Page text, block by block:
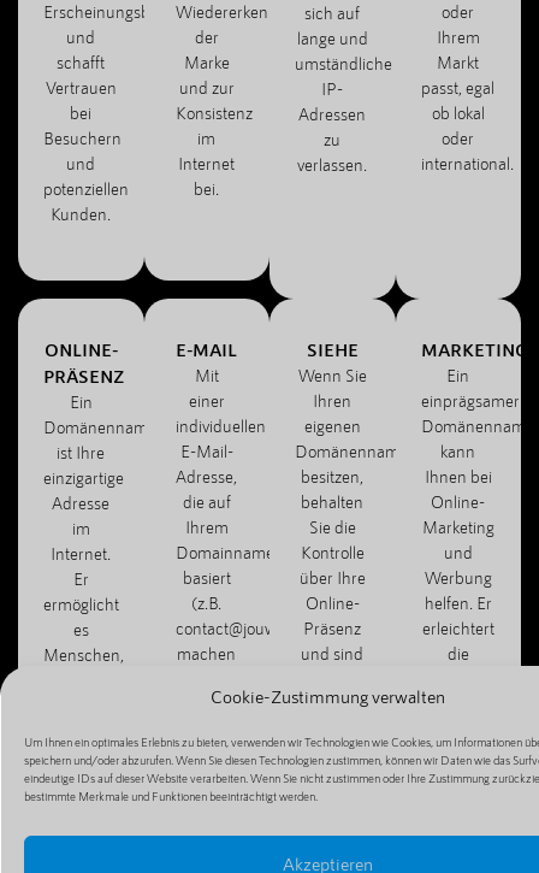
Cookie-Zustimmung verwalten
Um Ihnen ein optimales Erlebnis zu bieten, verwenden wir Technologien wie Cookies, um Informationen
speichern und/oder abzurufen. Wenn Sie diesen Technologien zustimmen, können wir Daten wie das
eindeutige IDs auf dieser Website verarbeiten. Wenn Sie nicht zustimmen oder Ihre Zustimmung
bestimmte Merkmale und Funktionen beeinträchtigt werden.
Akzeptieren
Erscheinungsbild
und
schafft
Vertrauen
bei
Besuchern
und
potenziellen
Kunden.
Wiedererkennung
der
Marke
und zur
Konsistenz
im
Internet
bei.
sich auf
lange und
umständliche
IP-
Adressen
zu
verlassen.
oder
Ihrem
Markt
passt, egal
ob lokal
oder
international.
ONLINE-
PRÄSENZ
Ein
Domänenname
ist Ihre
einzigartige
Adresse
im
Internet.
Er
ermöglicht
es
Menschen,
oder Ihren
Online-
Shop zu
finden
E-MAIL
Mit
einer
individuellen
E-Mail-
Adresse,
die auf
Ihrem
Domainnamen
basiert
(z.B.
contact@jouwbedrijf.com),
machen
einen
Eindruck
und
können
effizient
SIEHE
Wenn Sie
Ihren
eigenen
Domänennamen
besitzen,
behalten
Sie die
Kontrolle
über Ihre
Online-
Präsenz
und sind
Dritten
z. B. von
kostenlosen
Hosting-
Diensten.
MARKETING
Ein
einprägsamer
Domänenname
kann
Ihnen bei
Online-
Marketing
und
Werbung
helfen. Er
erleichtert
die
Ihrer
und
macht die
einfacher.